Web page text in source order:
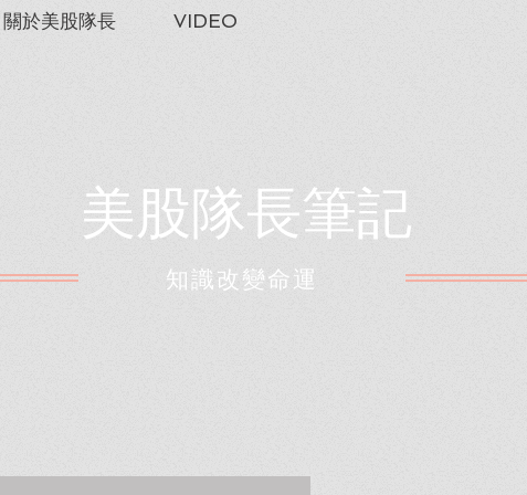
關於美股隊長 VIDEO
美股隊長筆記
​知識改變命運